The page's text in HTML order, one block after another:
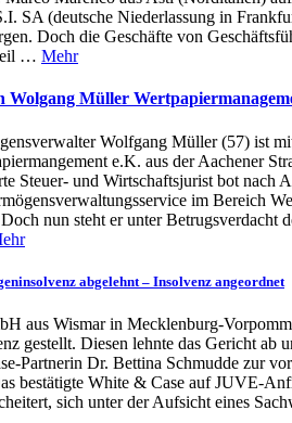
SA (deutsche Niederlassung in
Doch die Geschäfte von
… Mehr
Wolgang Müller
Wolfgang Müller (57) ist
e.K. aus der Aachener
Steuer- und Wirtschaftsjurist bot nach
im Bereich
nun steht er unter Betrugsverdacht
abgelehnt – Insolvenz angeordnet
aus Wismar in Mecklenburg-
gestellt. Diesen lehnte das Gericht ab
Partnerin Dr. Bettina Schmudde zur
bestätigte White & Case auf JUVE-
sich unter der Aufsicht eines